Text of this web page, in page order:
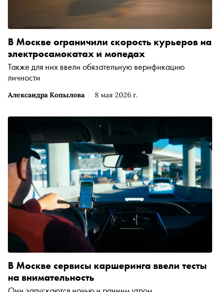
Александра Копылова 8 мая 2026 г.
В Москве ограничили скорость курьеров на
электросамокатах и мопедах
Также для них ввели обязательную верификацию
личности
В Москве сервисы каршеринга ввели тесты
на внимательность